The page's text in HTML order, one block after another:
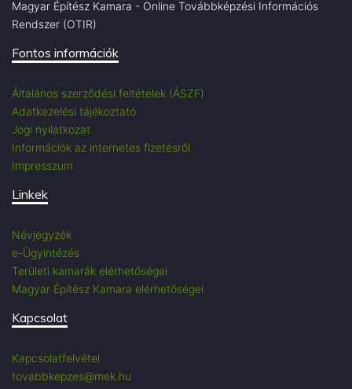
Magyar Építész Kamara - Online Továbbképzési Információs
Rendszer (OTIR)
Fontos információk
Általános szerződési feltételek (ÁSZF)
Adatkezelési tájékoztató
Jogi nyilatkozat
Információk az internetes fizetésről
Impresszum
Linkek
Névjegyzék
e-Ügyintézés
Területi kamarák elérhetőségei
Magyar Építész Kamara elérhetőségei
Kapcsolat
Kapcsolatfelvétel
tovabbkepzes@mek.hu